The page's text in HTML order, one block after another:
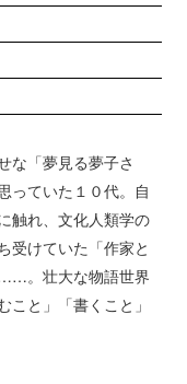
な「夢見る夢子さ
っていた１０代。自
触れ、文化人類学の
受けていた「作家と
。壮大な物語世界
と」「書くこと」